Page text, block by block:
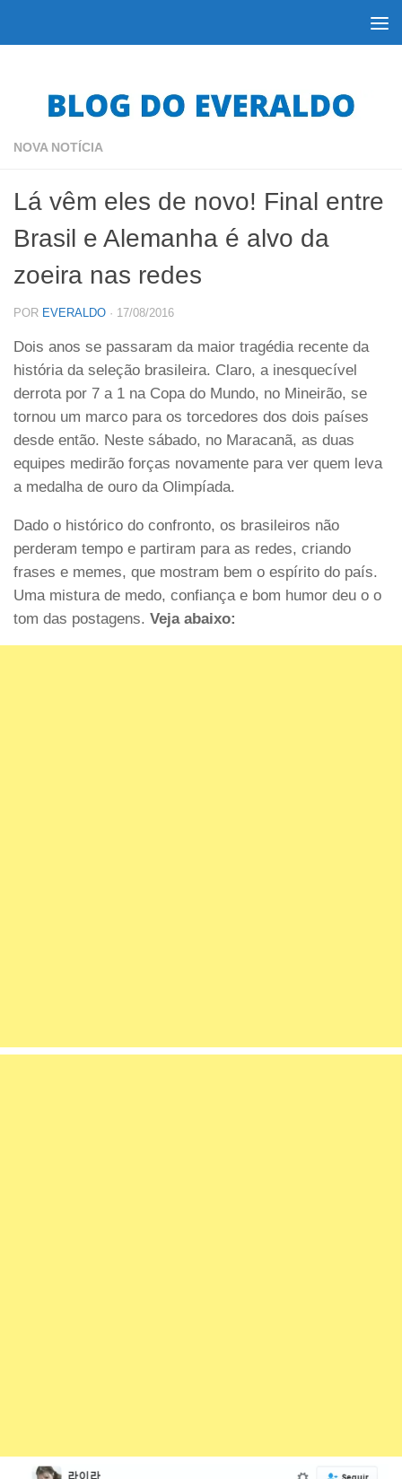
NOVA NOTÍCIA
Lá vêm eles de novo! Final entre
Brasil e Alemanha é alvo da
zoeira nas redes
POR EVERALDO · 17/08/2016
Dois anos se passaram da maior tragédia recente da
história da seleção brasileira. Claro, a inesquecível
derrota por 7 a 1 na Copa do Mundo, no Mineirão, se
tornou um marco para os torcedores dos dois países
desde então. Neste sábado, no Maracanã, as duas
equipes medirão forças novamente para ver quem leva
a medalha de ouro da Olimpíada.
Dado o histórico do confronto, os brasileiros não
perderam tempo e partiram para as redes, criando
frases e memes, que mostram bem o espírito do país.
Uma mistura de medo, confiança e bom humor deu o o
tom das postagens. Veja abaixo: